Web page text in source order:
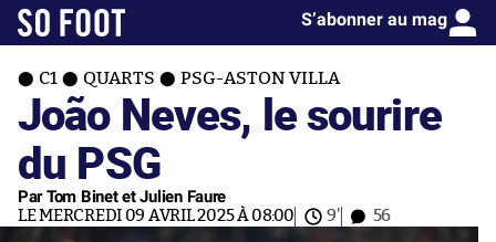
S’abonner au mag
C1 QUARTS PSG-ASTON VILLA
João Neves, le sourire
du PSG
Par Tom Binet et Julien Faure
LE MERCREDI 09 AVRIL 2025 À 08:00 9' 56